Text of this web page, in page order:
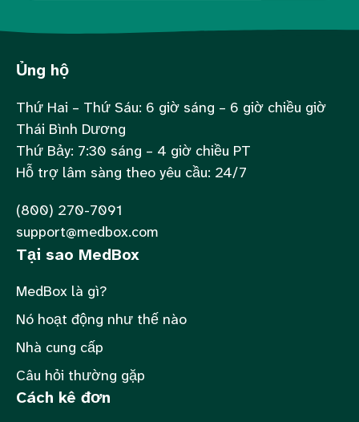
Ủng hộ
Thứ Hai – Thứ Sáu: 6 giờ sáng – 6 giờ chiều giờ
Thái Bình Dương
Thứ Bảy: 7:30 sáng – 4 giờ chiều PT
Hỗ trợ lâm sàng theo yêu cầu: 24/7
(800) 270-7091
support@medbox.com
Tại sao MedBox
MedBox là gì?
Nó hoạt động như thế nào
Nhà cung cấp
Câu hỏi thường gặp
Cách kê đơn